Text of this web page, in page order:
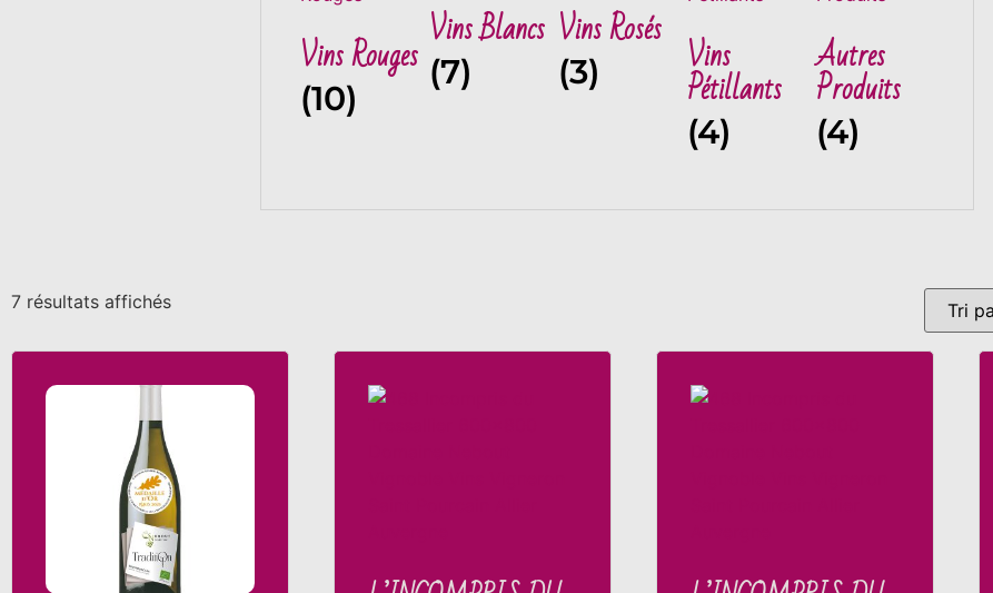
Vins Rouges
(10)
Vins Blancs
(7)
Vins Rosés
(3) Vins
Pétillants
(4)
Autres
Produits
(4)
7 résultats affichés